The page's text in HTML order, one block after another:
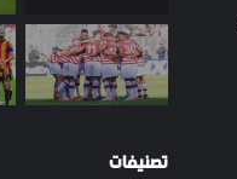
تصنيفات